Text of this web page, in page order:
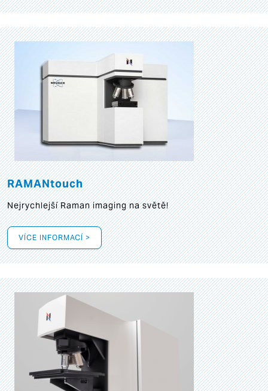
RAMANtouch
Nejrychlejší Raman imaging na světě!
VÍCE INFORMACÍ >